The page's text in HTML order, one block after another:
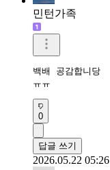
민턴가족
백배 공감합니당
ㅠㅠ
0
답글 쓰기
2026.05.22 05:26